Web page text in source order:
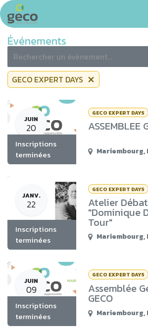
Se rendre au contenu
Événements
GECO EXPERT DAYS
JUIN
20
Inscriptions
terminées
GECO EXPERT DAYS
ASSEMBLEE
Mariembourg,
JANV.
22
Inscriptions
terminées
GECO EXPERT DAYS
Atelier Débat
"Dominique
Tour"
Mariembourg,
JUIN
09
Inscriptions
terminées
GECO EXPERT DAYS
Assemblée
GECO
Mariembourg,